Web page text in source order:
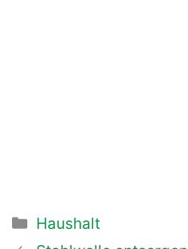
Kategorien
Haushalt